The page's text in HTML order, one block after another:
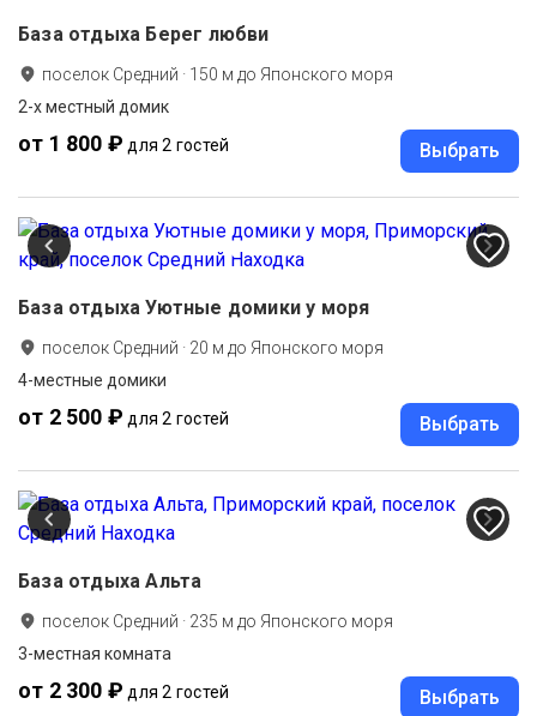
База отдыха Берег любви
поселок Средний · 150 м до Японского моря
2-х местный домик
от 1 800 ₽ для 2 гостей Выбрать
База отдыха Уютные домики у моря
поселок Средний · 20 м до Японского моря
4-местные домики
от 2 500 ₽ для 2 гостей Выбрать
База отдыха Альта
поселок Средний · 235 м до Японского моря
3-местная комната
от 2 300 ₽ для 2 гостей Выбрать